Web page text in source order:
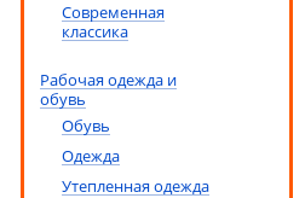
Современная
классика
Рабочая одежда и
обувь
Обувь
Одежда
Утепленная одежда